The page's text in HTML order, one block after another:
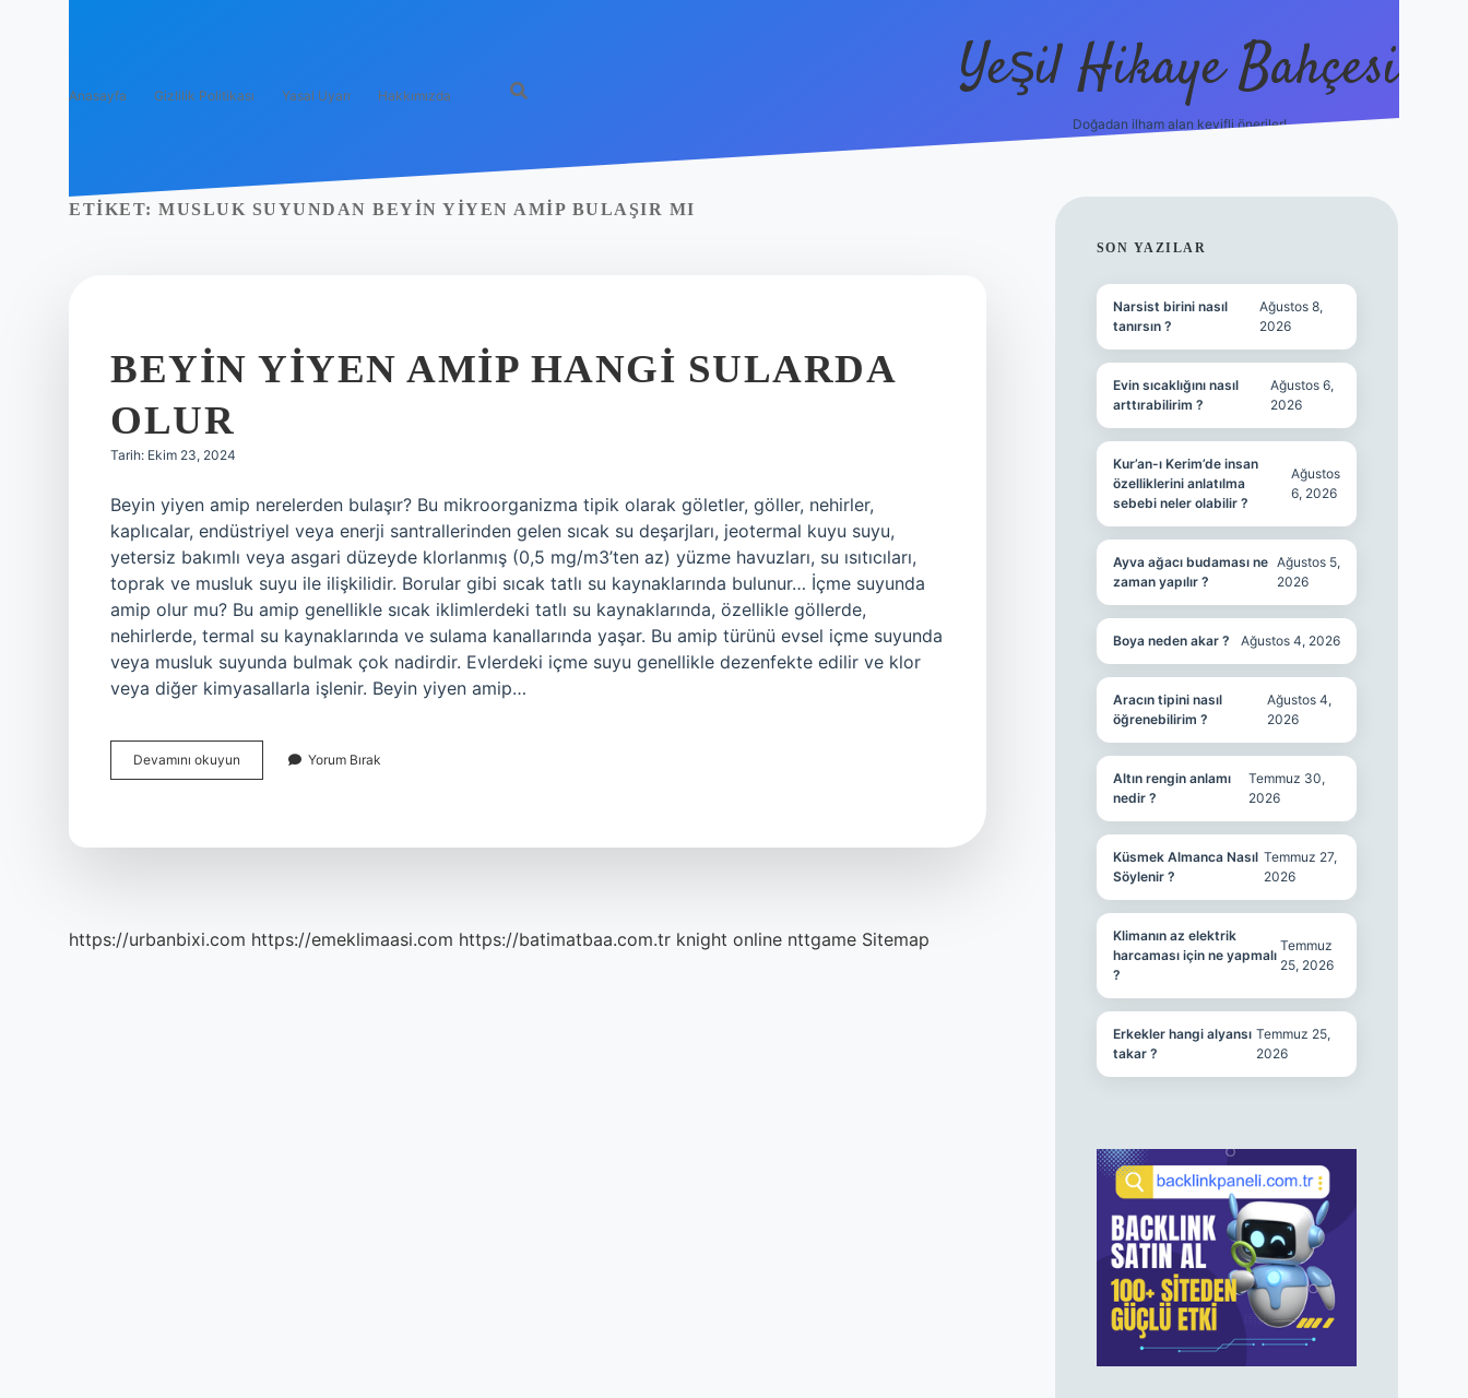
Anasayfa Gizlilik Politikası Yasal Uyarı Hakkımızda Yeşil Hikaye Bahçesi
Doğadan ilham alan keyifli öneriler!
ETIKET: MUSLUK SUYUNDAN BEYIN YIYEN AMIP BULAŞIR MI
BEYIN YIYEN AMIP HANGI SULARDA
OLUR
Tarih: Ekim 23, 2024
Beyin yiyen amip nerelerden bulaşır? Bu mikroorganizma tipik olarak göletler, göller, nehirler,
kaplıcalar, endüstriyel veya enerji santrallerinden gelen sıcak su deşarjları, jeotermal kuyu suyu,
yetersiz bakımlı veya asgari düzeyde klorlanmış (0,5 mg/m3’ten az) yüzme havuzları, su ısıtıcıları,
toprak ve musluk suyu ile ilişkilidir. Borular gibi sıcak tatlı su kaynaklarında bulunur… İçme suyunda
amip olur mu? Bu amip genellikle sıcak iklimlerdeki tatlı su kaynaklarında, özellikle göllerde,
nehirlerde, termal su kaynaklarında ve sulama kanallarında yaşar. Bu amip türünü evsel içme suyunda
veya musluk suyunda bulmak çok nadirdir. Evlerdeki içme suyu genellikle dezenfekte edilir ve klor
veya diğer kimyasallarla işlenir. Beyin yiyen amip…
Devamını okuyun
Yiyen
Yorum Bırak
https://urbanbixi.com https://emeklimaasi.com https://batimatbaa.com.tr knight online nttgame Sitemap
SIDEBAR
SON YAZILAR
Narsist birini nasıl
tanırsın ?
Ağustos 8,
2026
Evin sıcaklığını nasıl
arttırabilirim ?
Ağustos 6,
2026
Kur’an-ı Kerim’de insan
özelliklerini anlatılma
sebebi neler olabilir ?
Ağustos
6, 2026
Ayva ağacı budaması ne
zaman yapılır ?
Ağustos 5,
2026
Boya neden akar ? Ağustos 4, 2026
Aracın tipini nasıl
öğrenebilirim ?
Ağustos 4,
2026
Altın rengin anlamı
nedir ?
Temmuz 30,
2026
Küsmek Almanca Nasıl
Söylenir ?
Temmuz 27,
2026
Klimanın az elektrik
harcaması için ne yapmalı
?
Temmuz
25, 2026
Erkekler hangi alyansı
takar ?
Temmuz 25,
2026
https://betci.co/en